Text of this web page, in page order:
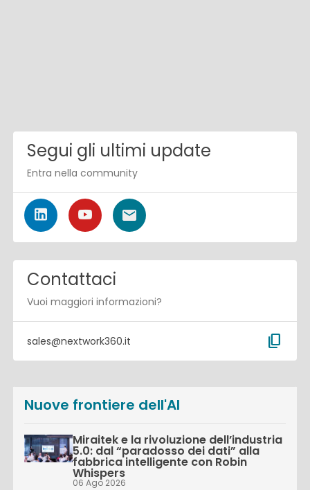
Segui gli ultimi update
Entra nella community
Contattaci
Vuoi maggiori informazioni?
sales@nextwork360.it content_copy
Nuove frontiere dell'AI
Miraitek e la rivoluzione dell’industria
5.0: dal “paradosso dei dati” alla
fabbrica intelligente con Robin
Whispers
06 Ago 2026